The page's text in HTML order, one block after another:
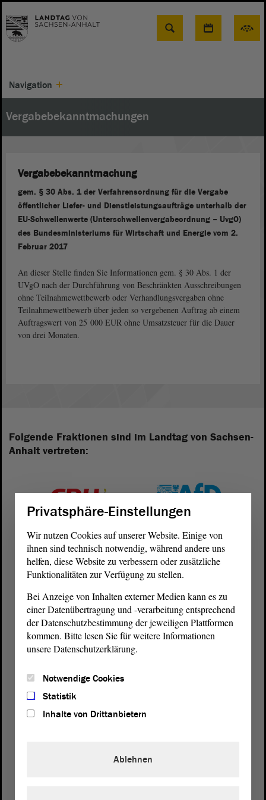
Suche
Navigation
Vergabebekanntmachungen
Vergabebekanntmachung
gem. § 30 Abs. 1 der Verfahrensordnung für die Vergabe
öffentlicher Liefer- und Dienstleistungsaufträge unterhalb der
EU-Schwellenwerte (Unterschwellenvergabeordnung – UvgO)
des Bundesministeriums für Wirtschaft und Energie vom 2.
Februar 2017
An dieser Stelle finden Sie Informationen gem. § 30 Abs. 1 der
UVgO nach der Durchführung von Beschränkten Ausschreibungen
ohne Teilnahmewettbewerb oder Verhandlungsvergaben ohne
Teilnahmewettbewerb über jeden so vergebenen Auftrag ab einem
Auftragswert von 25 000 EUR ohne Umsatzsteuer für die Dauer
von drei Monaten.
Folgende Fraktionen sind im Landtag von Sachsen-
Anhalt vertreten:
Landtagvon Sachsen-Anhalt
Domplatz 6–9
39104 Magdeburg
Privatsphäre-Einstellungen
Wir nutzen Cookies auf unserer Website. Einige von
ihnen sind technisch notwendig, während andere uns
helfen, diese Website zu verbessern oder zusätzliche
Funktionalitäten zur Verfügung zu stellen.
Bei Anzeige von Inhalten externer Medien kann es zu
einer Datenübertragung und -verarbeitung entsprechend
der Datenschutzbestimmung der jeweiligen Plattformen
kommen. Bitte lesen Sie für weitere Informationen
unsere Datenschutzerklärung.
Notwendige Cookies
Statistik
Inhalte von Drittanbietern
Ablehnen